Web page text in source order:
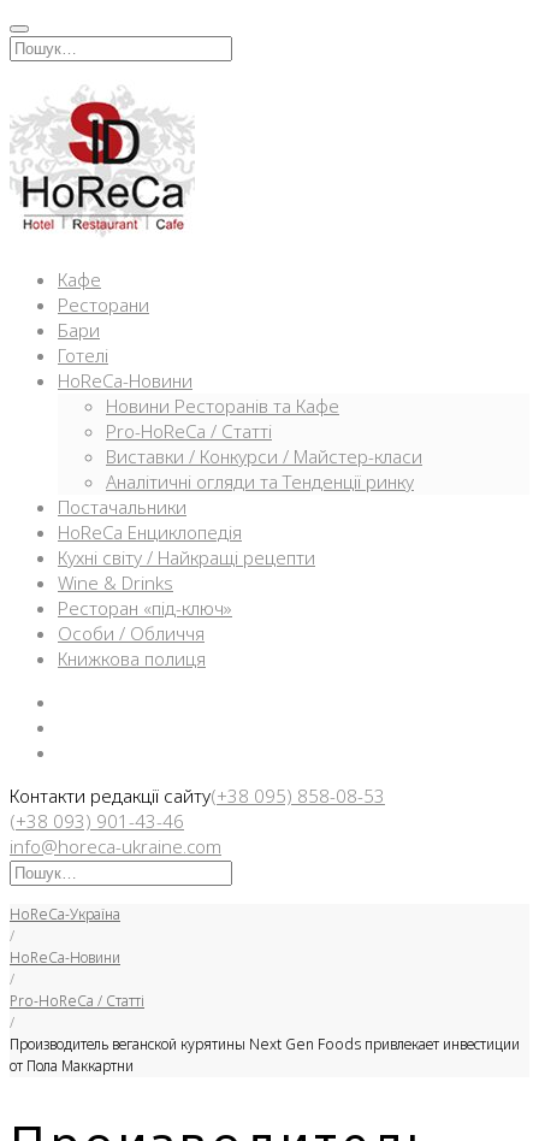
Перейти
кИскать:
Кафе
Ресторани
Бари
Готелі
HoReCa-Новини
Новини Ресторанів та Кафе
Pro-HoReCa / Статті
Виставки / Конкурси / Майстер-класи
Аналітичні огляди та Тенденції ринку
Постачальники
HoReCa Енциклопедія
Кухні світу / Найкращі рецепти
Wine & Drinks
Ресторан «під-ключ»
Особи / Обличчя
Книжкова полиця
Контакти редакції сайту(+38 095) 858-08-53
(+38 093) 901-43-46
info@horeca-ukraine.com
Искать:
HoReCa-Україна
/
HoReCa-Новини
/
Pro-HoReCa / Статті
/
Производитель веганской курятины Next Gen Foods привлекает инвестиции
от Пола Маккартни